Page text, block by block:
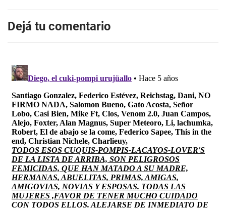
Dejá tu comentario